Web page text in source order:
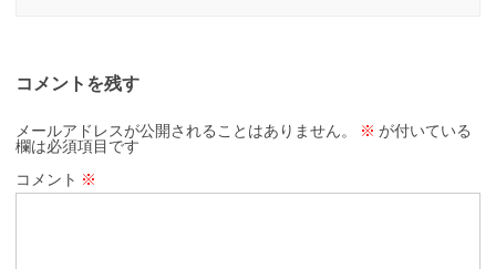
コメントを残す
メールアドレスが公開されることはありません。 ※ が付いている
欄は必須項目です
コメント ※